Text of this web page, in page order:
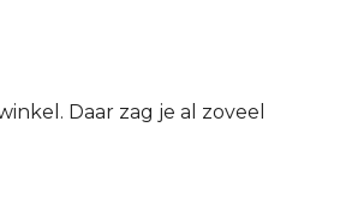
Daar zag je al zoveel